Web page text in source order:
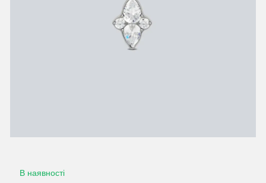
В наявності